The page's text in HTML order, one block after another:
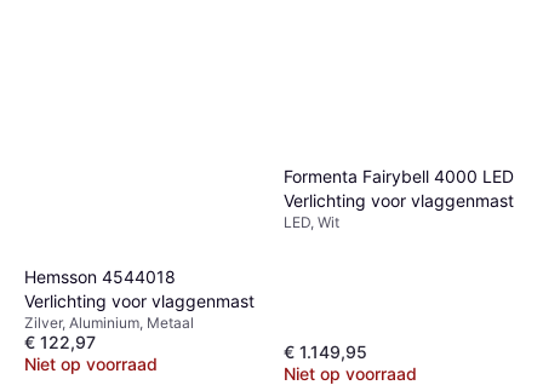
Hemsson 4544018
Verlichting voor vlaggenmast
Zilver, Aluminium, Metaal
€ 122,97
Niet op voorraad
Formenta Fairybell 4000 LED
Verlichting voor vlaggenmast
LED, Wit
€ 1.149,95
Niet op voorraad